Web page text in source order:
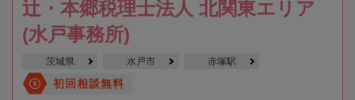
辻・本郷税理士法人 北関東エリア
(水戸事務所)
茨城県 水戸市 赤塚駅
初回相談無料